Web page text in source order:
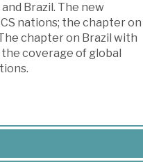
Brazil. The new
nations; the chapter on
chapter on Brazil with
coverage of global